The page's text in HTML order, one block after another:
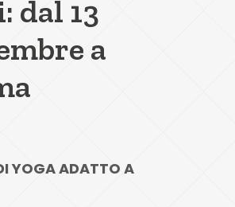
dal 13
a
YOGA ADATTO A